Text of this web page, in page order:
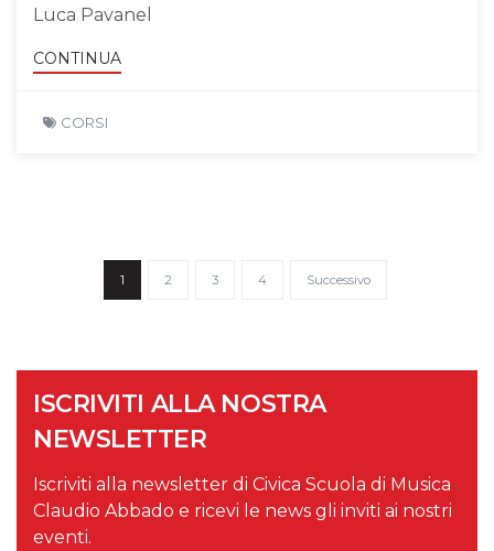
Luca Pavanel
CONTINUA
CORSI
1 2 3 4 Successivo
ISCRIVITI ALLA NOSTRA
NEWSLETTER
Iscriviti alla newsletter di Civica Scuola di Musica
Claudio Abbado e ricevi le news gli inviti ai nostri
eventi.